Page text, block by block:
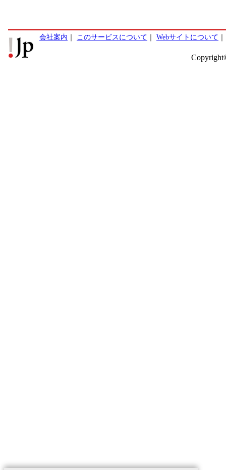
会社案内 このサービスについて Webサイトについて